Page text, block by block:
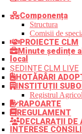
Componența
Structura
Comisii de
PROIECTE CLM
Minute ședințe
local
ȘEDINȚE CLM LIVE
HOTĂRÂRI
INSTITUȚII
Registrul Agricol
RAPOARTE
REGULAMENT
DECLARAȚII DE
INTERESE